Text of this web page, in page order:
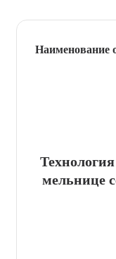
Наименование
мельнице